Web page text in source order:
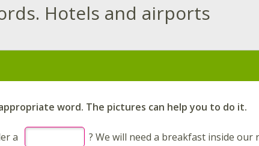
Hotels and airports
word. The pictures can help you to do it.
a
? We will need a breakfast inside